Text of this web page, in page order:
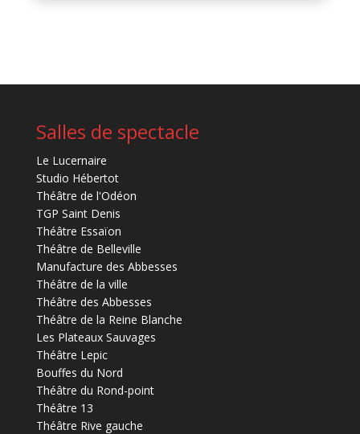
Salles de spectacle
Le Lucernaire
Studio Hébertot
Théâtre de l'Odéon
TGP Saint Denis
Théâtre Essaïon
Théâtre de Belleville
Manufacture des Abbesses
Théâtre de la ville
Théâtre des Abbesses
Théâtre de la Reine Blanche
Les Plateaux Sauvages
Théâtre Lepic
Bouffes du Nord
Théâtre du Rond-point
Théâtre 13
Théâtre Rive gauche